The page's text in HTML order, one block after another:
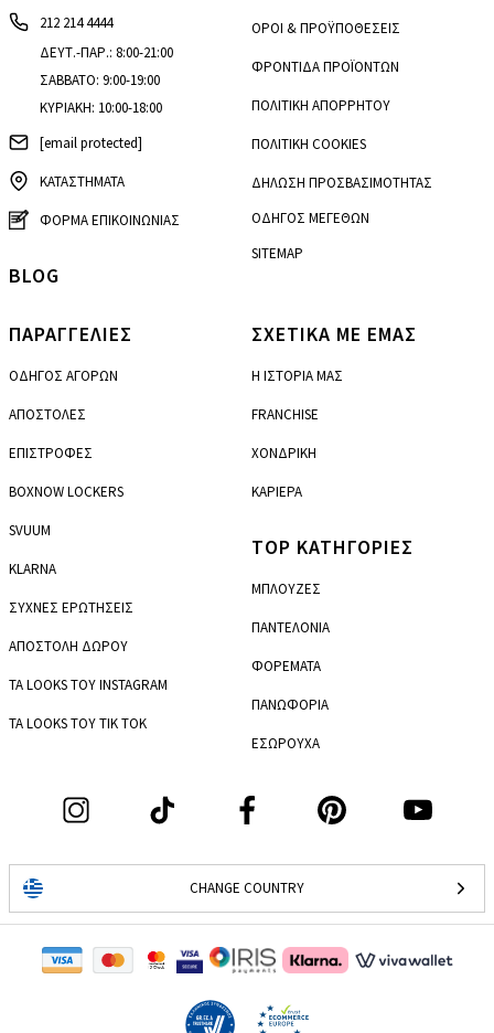
212 214 4444
ΔΕΥΤ.-ΠΑΡ.: 8:00-21:00
ΣΑΒΒΑΤΟ: 9:00-19:00
ΚΥΡΙΑΚΗ: 10:00-18:00
[email protected]
ΚΑΤΑΣΤΗΜΑΤΑ
ΦΟΡΜΑ ΕΠΙΚΟΙΝΩΝΙΑΣ
ΠΑΡΑΓΓΕΛΙΕΣ
ΟΔΗΓΟΣ ΑΓΟΡΩΝ
ΑΠΟΣΤΟΛΕΣ
ΕΠΙΣΤΡΟΦΕΣ
BOXNOW LOCKERS
SVUUM
KLARNA
ΣΥΧΝΕΣ ΕΡΩΤΗΣΕΙΣ
ΑΠΟΣΤΟΛΗ ΔΩΡΟΥ
ΤΑ LOOKS ΤΟΥ INSTAGRAM
ΤΑ LOOKS ΤΟΥ TIK TOK
ΟΡΟΙ & ΠΡΟΫΠΟΘΕΣΕΙΣ
ΦΡΟΝΤΙΔΑ ΠΡΟΪΟΝΤΩΝ
ΠΟΛΙΤΙΚΗ ΑΠΟΡΡΗΤΟΥ
ΠΟΛΙΤΙΚΗ COOKIES
ΔΗΛΩΣΗ ΠΡΟΣΒΑΣΙΜΟΤΗΤΑΣ
ΟΔΗΓΟΣ ΜΕΓΕΘΩΝ
SITEMAP
ΣΧΕΤΙΚΑ ΜΕ ΕΜΑΣ
Η ΙΣΤΟΡΙΑ ΜΑΣ
FRANCHISE
ΧΟΝΔΡΙΚΗ
ΚΑΡΙΕΡΑ
CHANGE COUNTRY
TOP ΚΑΤΗΓΟΡΙΕΣ
ΜΠΛΟΥΖΕΣ
ΠΑΝΤΕΛΟΝΙΑ
ΦΟΡΕΜΑΤΑ
ΠΑΝΩΦΟΡΙΑ
ΕΣΩΡΟΥΧΑ
BLOG